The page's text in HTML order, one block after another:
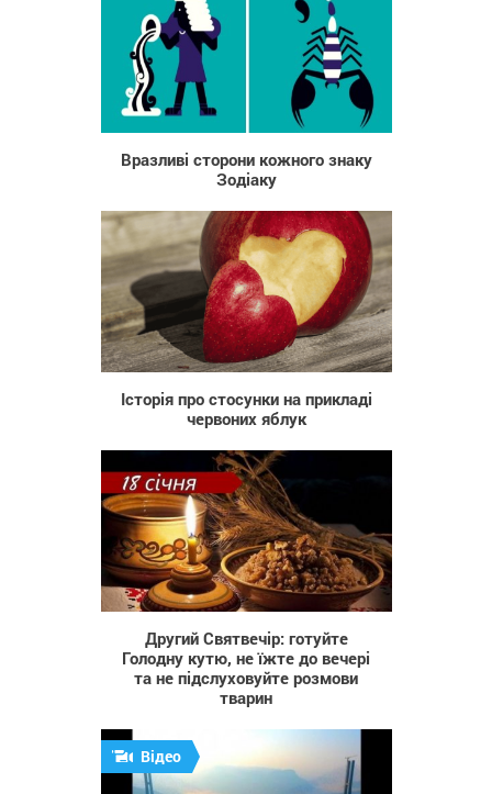
5 558
Вразливі сторони кожного знаку
Зодіаку
374
Історія про стосунки на прикладі
червоних яблук
435
Другий Святвечір: готуйте
Голодну кутю, не їжте до вечері
та не підслуховуйте розмови
тварин
Відео